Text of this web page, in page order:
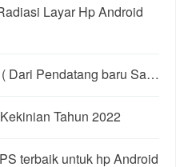
Layar Hp Android
Dari Pendatang baru Sa…
Tahun 2022
terbaik untuk hp Android